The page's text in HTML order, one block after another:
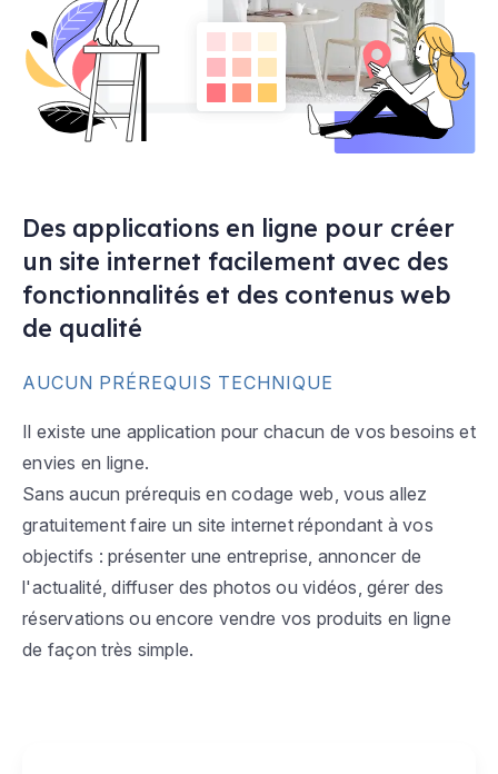
Des applications en ligne pour créer
un site internet facilement avec des
fonctionnalités et des contenus web
de qualité
AUCUN PRÉREQUIS TECHNIQUE
Il existe une application pour chacun de vos besoins et
envies en ligne.
Sans aucun prérequis en codage web, vous allez
gratuitement faire un site internet répondant à vos
objectifs : présenter une entreprise, annoncer de
l'actualité, diffuser des photos ou vidéos, gérer des
réservations ou encore vendre vos produits en ligne
de façon très simple.